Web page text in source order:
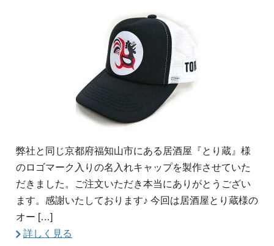
弊社と同じ京都府福知山市にある居酒屋『とり蔵』様
のロゴマーク入りの名入れキャップを製作させていた
だきました。ご注文いただき本当にありがとうござい
ます。感謝いたしております♪ 今回は居酒屋とり蔵様の
オー […]
詳しく見る